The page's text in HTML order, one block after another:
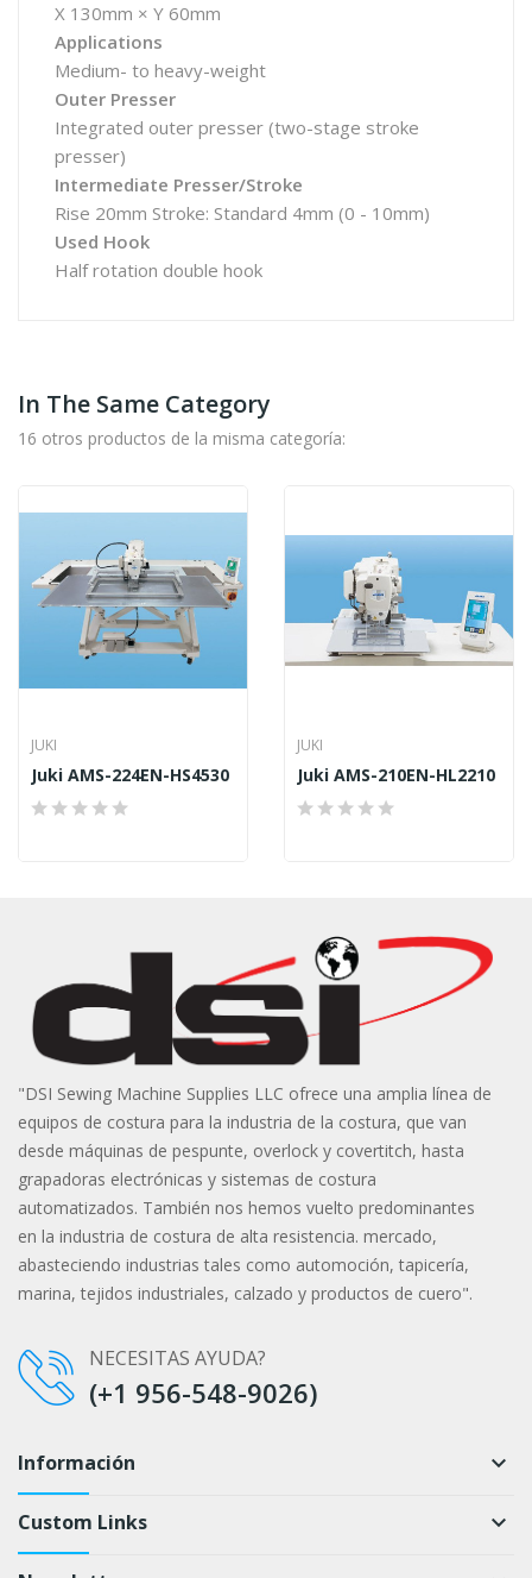
X 130mm × Y 60mm
Applications
Medium- to heavy-weight
Outer Presser
Integrated outer presser (two-stage stroke
presser)
Intermediate Presser/Stroke
Rise 20mm Stroke: Standard 4mm (0 - 10mm)
Used Hook
Half rotation double hook
In The Same Category
16 otros productos de la misma categoría:
JUKI
Juki AMS-224EN-HS4530
JUKI
Juki AMS-210EN-HL2210
"DSI Sewing Machine Supplies LLC ofrece una amplia línea de
equipos de costura para la industria de la costura, que van
desde máquinas de pespunte, overlock y covertitch, hasta
grapadoras electrónicas y sistemas de costura
automatizados. También nos hemos vuelto predominantes
en la industria de costura de alta resistencia. mercado,
abasteciendo industrias tales como automoción, tapicería,
marina, tejidos industriales, calzado y productos de cuero".
NECESITAS AYUDA?
(+1 956-548-9026)
Información keyboard_arrow_down
Custom Links keyboard_arrow_down